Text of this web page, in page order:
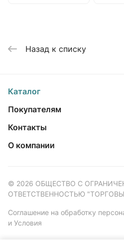
Назад к списку
Каталог
Покупателям
Контакты
О компании
© 2026 ОБЩЕСТВО С
ОТВЕТСТВЕННОСТЬЮ
Соглашение на обработку
и Условия